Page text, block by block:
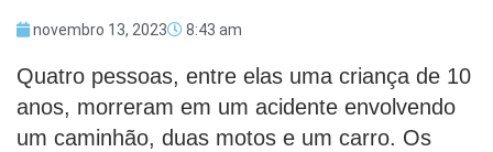
novembro 13, 2023 8:43 am
Quatro pessoas, entre elas uma criança de 10
anos, morreram em um acidente envolvendo
um caminhão, duas motos e um carro. Os